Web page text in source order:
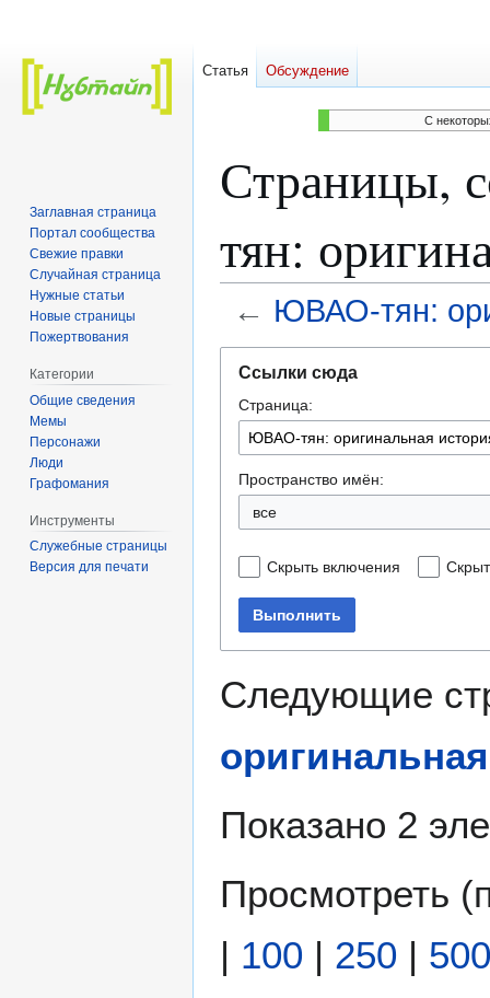
C
Страницы,
тян:
← ЮВАО-тян:
навигации
поиску
Ссылки сюда
Страница:
Пространство имён:
все
Скрыть включения
Выполнить
Следующие
Показано 2
Просмотреть (
| 100 | 250 | 500
Статья Обсуждение
Заглавная страница
Портал сообщества
Свежие правки
Случайная страница
Нужные статьи
Новые страницы
Пожертвования
Категории
Общие сведения
Мемы
Персонажи
Люди
Графомания
Инструменты
Служебные страницы
Версия для печати